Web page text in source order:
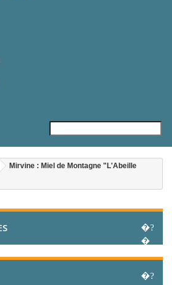
Mirvine : Miel de Montagne "L'Abeille